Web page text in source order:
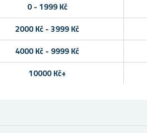
0 - 1999 Kč
2000 Kč - 3999 Kč
4000 Kč - 9999 Kč
10000 Kč+